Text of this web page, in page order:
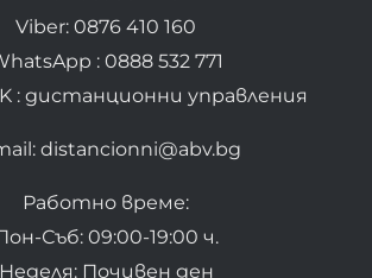
Viber: 0876 410 160
: 0888 532 771
: дистанционни управления
distancionni@abv.bg
Работно време:
Съб: 09:00-19:00 ч.
Неделя: Почивен ден